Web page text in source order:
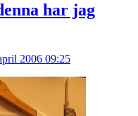
har jag
2006 09:25